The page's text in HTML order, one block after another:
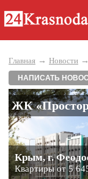
Главная → Новости →
НАПИСАТЬ
ЖК
Крым, г.
Квартиры от 5